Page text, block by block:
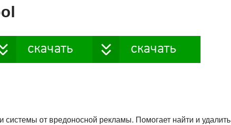
системы от вредоносной рекламы. Помогает найти и удалить